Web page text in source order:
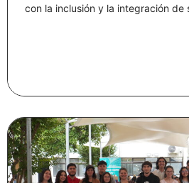
con la inclusión y la integración de